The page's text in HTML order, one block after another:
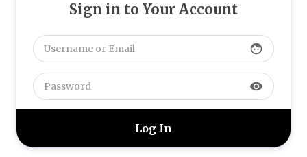
Sign in to Your Account
face
visibility